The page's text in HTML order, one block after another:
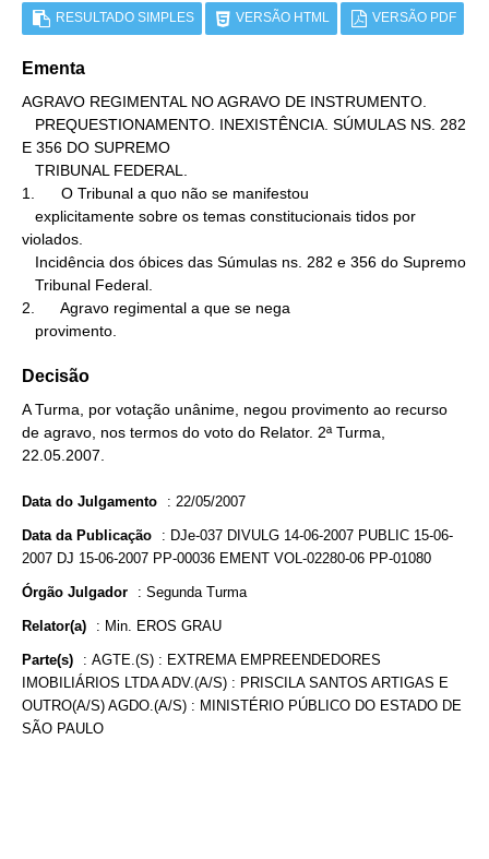
RESULTADO SIMPLES VERSÃO HTML VERSÃO PDF
Ementa
AGRAVO REGIMENTAL NO AGRAVO DE INSTRUMENTO.
E 356 DO SUPREMO
1.      O Tribunal a quo não se manifestou
violados.
2.      Agravo regimental a que se nega
   provimento.
Decisão
A Turma, por votação unânime, negou provimento ao recurso
de agravo, nos termos do voto do Relator. 2ª Turma,
22.05.2007.
Data do Julgamento : 22/05/2007
Data da Publicação : DJe-037 DIVULG 14-06-2007 PUBLIC 15-06-
2007 DJ 15-06-2007 PP-00036 EMENT VOL-02280-06 PP-01080
Órgão Julgador : Segunda Turma
Relator(a) : Min. EROS GRAU
Parte(s) : AGTE.(S) : EXTREMA EMPREENDEDORES
IMOBILIÁRIOS LTDA ADV.(A/S) : PRISCILA SANTOS ARTIGAS E
OUTRO(A/S) AGDO.(A/S) : MINISTÉRIO PÚBLICO DO ESTADO DE
SÃO PAULO